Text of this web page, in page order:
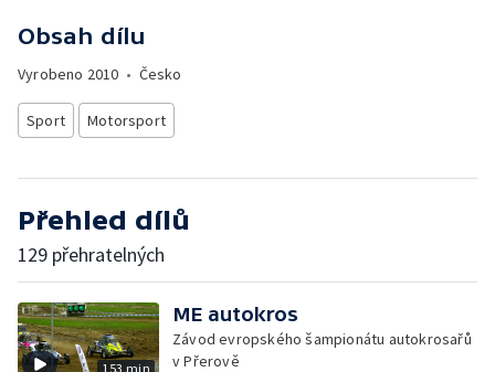
Obsah dílu
Vyrobeno 2010 • Česko
Sport Motorsport
Přehled dílů
129 přehratelných
153 min
ME autokros
Závod evropského šampionátu autokrosařů
v Přerově